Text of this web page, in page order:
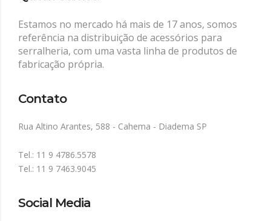
Estamos no mercado há mais de 17 anos, somos
referência na distribuição de acessórios para
serralheria, com uma vasta linha de produtos de
fabricação própria.
Contato
Rua Altino Arantes, 588 - Cahema - Diadema SP
Tel.: 11 9 4786.5578
Tel.: 11 9 7463.9045
Social Media